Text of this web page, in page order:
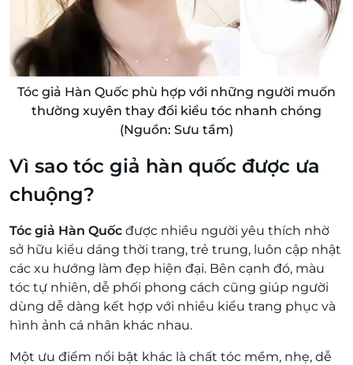
Tóc giả Hàn Quốc phù hợp với những người muốn
thường xuyên thay đổi kiểu tóc nhanh chóng
(Nguồn: Sưu tầm)
Vì sao tóc giả hàn quốc được ưa
chuộng?
Tóc giả Hàn Quốc được nhiều người yêu thích nhờ
sở hữu kiểu dáng thời trang, trẻ trung, luôn cập nhật
các xu hướng làm đẹp hiện đại. Bên cạnh đó, màu
tóc tự nhiên, dễ phối phong cách cũng giúp người
dùng dễ dàng kết hợp với nhiều kiểu trang phục và
hình ảnh cá nhân khác nhau.
Một ưu điểm nổi bật khác là chất tóc mềm, nhẹ, dễ